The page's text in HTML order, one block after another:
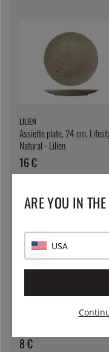
LILIEN
Assiette plate, 24 cm,
Natural - Lilien
16 €
Soucoupe à café, 15 cm,
8 €
ARE YOU IN
USA